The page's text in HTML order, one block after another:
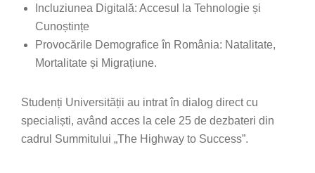
Incluziunea Digitală: Accesul la Tehnologie și
Cunoștințe
Provocările Demografice în România: Natalitate,
Mortalitate și Migrațiune.
Studenți Universității au intrat în dialog direct cu
specialiști, având acces la cele 25 de dezbateri din
cadrul Summitului „The Highway to Success”.